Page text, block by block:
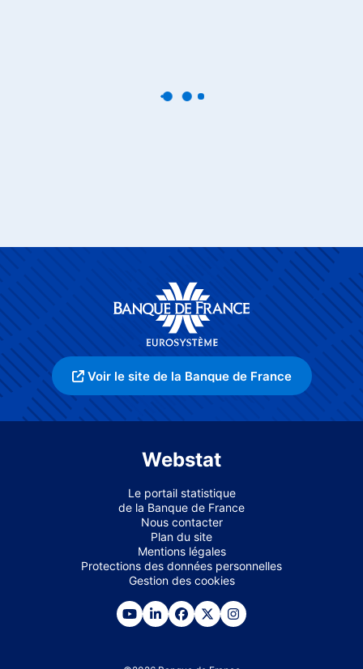
Voir le site de la Banque de France
Webstat
Le portail statistique
de la Banque de France
Nous contacter
Plan du site
Mentions légales
Protections des données personnelles
Gestion des cookies